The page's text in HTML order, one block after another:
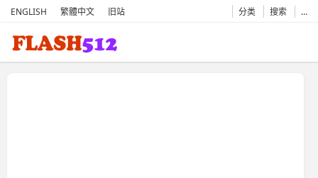
ENGLISH 繁體中文 旧站 分类 搜索 …